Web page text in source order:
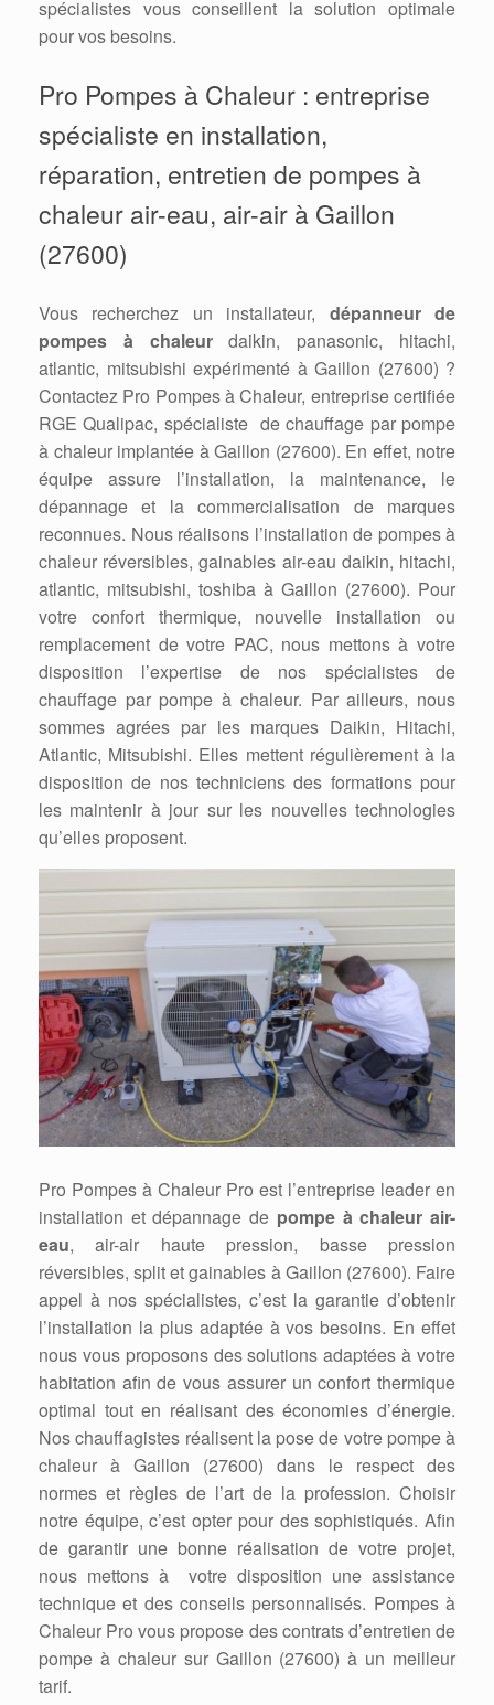
spécialistes vous conseillent la solution optimale
pour vos besoins.
Pro Pompes à Chaleur : entreprise
spécialiste en installation,
réparation, entretien de pompes à
chaleur air-eau, air-air à Gaillon
(27600)
Vous recherchez un installateur, dépanneur de
pompes à chaleurdaikin, panasonic, hitachi,
atlantic, mitsubishi expérimenté à Gaillon (27600) ?
Contactez Pro Pompes à Chaleur, entreprise certifiée
RGE Qualipac, spécialiste de chauffage par pompe
à chaleur implantée à Gaillon (27600). En effet, notre
équipe assure l’installation, la maintenance, le
dépannage et la commercialisation de marques
reconnues. Nous réalisons l’installation de pompes à
chaleur réversibles, gainables air-eau daikin, hitachi,
atlantic, mitsubishi, toshiba à Gaillon (27600). Pour
votre confort thermique, nouvelle installation ou
remplacement de votre PAC, nous mettons à votre
disposition l’expertise de nos spécialistes de
chauffage par pompe à chaleur. Par ailleurs, nous
sommes agrées par les marques Daikin, Hitachi,
Atlantic, Mitsubishi. Elles mettent régulièrement à la
disposition de nos techniciens des formations pour
les maintenir à jour sur les nouvelles technologies
qu’elles proposent.
Pro Pompes à Chaleur Pro est l’entreprise leader en
installation et dépannage de pompe à chaleur air-
eau, air-air haute pression, basse pression
réversibles, split et gainables à Gaillon (27600). Faire
appel à nos spécialistes, c’est la garantie d’obtenir
l’installation la plus adaptée à vos besoins. En effet
nous vous proposons des solutions adaptées à votre
habitation afin de vous assurer un confort thermique
optimal tout en réalisant des économies d’énergie.
Nos chauffagistes réalisent la pose de votre pompe à
chaleur à Gaillon (27600) dans le respect des
normes et règles de l’art de la profession. Choisir
notre équipe, c’est opter pour des sophistiqués. Afin
de garantir une bonne réalisation de votre projet,
nous mettons à votre disposition une assistance
technique et des conseils personnalisés. Pompes à
Chaleur Pro vous propose des contrats d’entretien de
pompe à chaleur sur Gaillon (27600) à un meilleur
tarif.